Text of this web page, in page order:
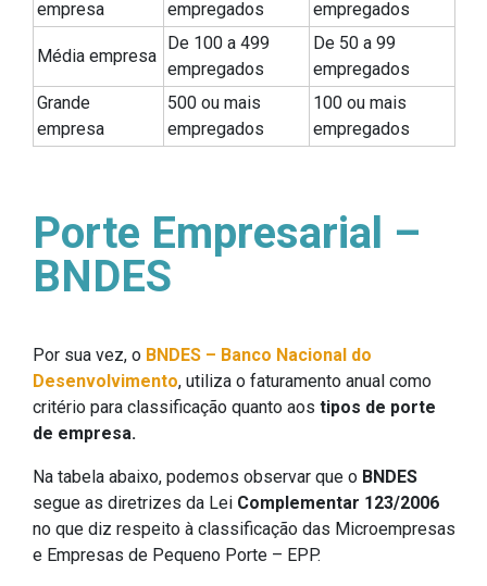
empresa empregados empregados
Média empresa
De 100 a 499
empregados
De 50 a 99
empregados
Grande
empresa
500 ou mais
empregados
100 ou mais
empregados
Porte Empresarial –
BNDES
Por sua vez, o BNDES – Banco Nacional do
Desenvolvimento, utiliza o faturamento anual como
critério para classificação quanto aos tipos de porte
de empresa.
Na tabela abaixo, podemos observar que o BNDES
segue as diretrizes da Lei Complementar 123/2006
no que diz respeito à classificação das Microempresas
e Empresas de Pequeno Porte – EPP.